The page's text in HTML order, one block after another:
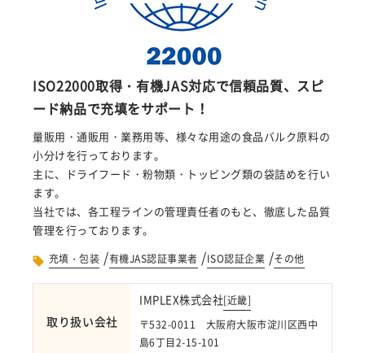
ISO22000取得・有機JAS対応で信頼品質、スピ
ード納品で充填をサポート！
量販用・通販用・業務用等、様々な用途の食品バルク原料の
小分けを行っております。
主に、ドライフード・粉物類・トッピング類の袋詰めを行い
ます。
当社では、各工程ラインの管理責任者のもと、徹底した品質
管理を行っております。
充填・包装 /有機JAS認証事業者 /ISO認証企業 /その他
取り扱い会社
IMPLEX株式会社[近畿]
〒532-0011 大阪府大阪市淀川区西中
島6丁目2-15-101